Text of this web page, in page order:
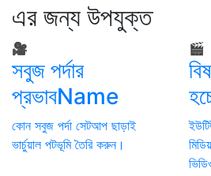
এর জন্য উপযুক্ত
🎥
সবুজ পর্দার
প্রভাবName
কোন সবুজ পর্দা সেটআপ ছাড়াই
ভার্চুয়াল পটভূমি তৈরি করুন।
🎬